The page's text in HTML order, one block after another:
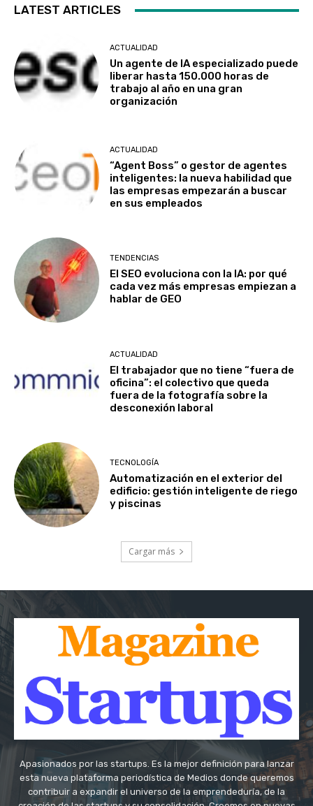
LATEST ARTICLES
ACTUALIDAD
Un agente de IA especializado puede
liberar hasta 150.000 horas de
trabajo al año en una gran
organización
ACTUALIDAD
“Agent Boss” o gestor de agentes
inteligentes: la nueva habilidad que
las empresas empezarán a buscar
en sus empleados
TENDENCIAS
El SEO evoluciona con la IA: por qué
cada vez más empresas empiezan a
hablar de GEO
ACTUALIDAD
El trabajador que no tiene “fuera de
oficina”: el colectivo que queda
fuera de la fotografía sobre la
desconexión laboral
TECNOLOGÍA
Automatización en el exterior del
edificio: gestión inteligente de riego
y piscinas
Cargar más
Apasionados por las startups. Es la mejor definición para lanzar
esta nueva plataforma periodística de Medios donde queremos
contribuir a expandir el universo de la emprendeduría, de la